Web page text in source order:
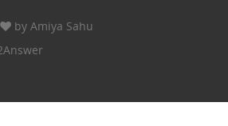
by Amiya Sahu